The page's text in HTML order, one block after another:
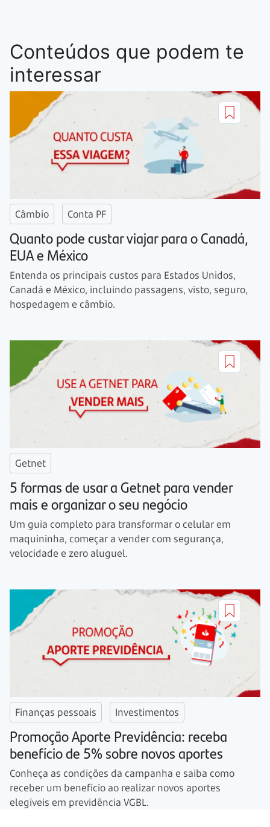
Conteúdos que podem te
interessar
Câmbio Conta PF
Quanto pode custar viajar para o Canadá,
EUA e México
Entenda os principais custos para Estados Unidos,
Canadá e México, incluindo passagens, visto, seguro,
hospedagem e câmbio.
Getnet
5 formas de usar a Getnet para vender
mais e organizar o seu negócio
Um guia completo para transformar o celular em
maquininha, começar a vender com segurança,
velocidade e zero aluguel.
Finanças pessoais Investimentos
Promoção Aporte Previdência: receba
benefício de 5% sobre novos aportes
Conheça as condições da campanha e saiba como
receber um benefício ao realizar novos aportes
elegíveis em previdência VGBL.